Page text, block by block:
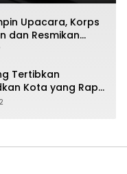
Upacara, Korps
dan Resmikan
Tertibkan
Kota yang Rapi